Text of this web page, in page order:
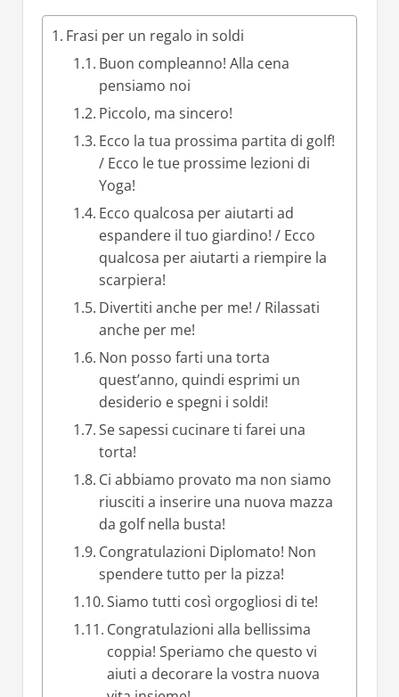
Frasi per un regalo in soldi
Buon compleanno! Alla cena
pensiamo noi
Piccolo, ma sincero!
Ecco la tua prossima partita di golf!
/ Ecco le tue prossime lezioni di
Yoga!
Ecco qualcosa per aiutarti ad
espandere il tuo giardino! / Ecco
qualcosa per aiutarti a riempire la
scarpiera!
Divertiti anche per me! / Rilassati
anche per me!
Non posso farti una torta
quest’anno, quindi esprimi un
desiderio e spegni i soldi!
Se sapessi cucinare ti farei una
torta!
Ci abbiamo provato ma non siamo
riusciti a inserire una nuova mazza
da golf nella busta!
Congratulazioni Diplomato! Non
spendere tutto per la pizza!
Siamo tutti così orgogliosi di te!
Congratulazioni alla bellissima
coppia! Speriamo che questo vi
aiuti a decorare la vostra nuova